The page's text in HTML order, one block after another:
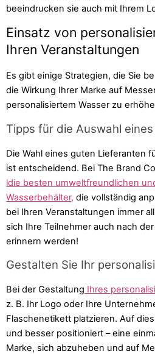
beeindrucken sie auch mit Ihrem
Einsatz von
Ihren Veranstaltungen
Es gibt einige Strategien, die Sie
die Wirkung Ihrer Marke auf
personalisiertem Wasser zu
Tipps für die Auswahl
Die Wahl eines guten Lieferanten
ist entscheidend. Bei The Brand
ldie besten umweltfreundlichen
Wasserbehälter, die vollständig
bei Ihren Veranstaltungen immer
sich Ihre Teilnehmer auch nach
erinnern werden!
Gestalten Sie Ihr
Bei der Gestaltung Ihres
z. B. Ihr Logo oder Ihre
Flaschenetikett platzieren. Auf
und besser positioniert – eine
Marke, sich abzuheben und auf